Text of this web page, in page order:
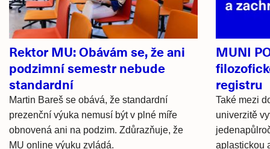
Rektor MU: Obávám se, že ani
podzimní semestr nebude
standardní
Martin Bareš se obává, že standardní
prezenční výuka nemusí být v plné míře
obnovená ani na podzim. Zdůrazňuje, že
MU online výuku zvládá.
MUNI
registru
Také mezi
univerzitě
aplastickou